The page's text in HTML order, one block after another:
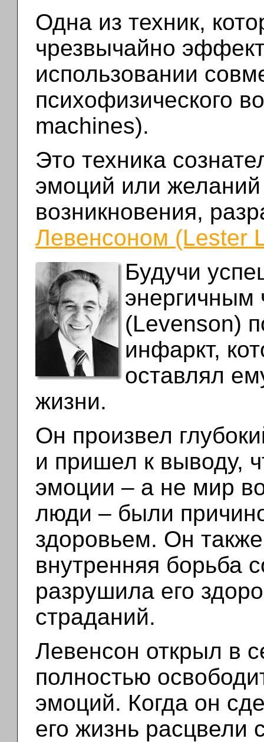
Одна из техник,
чрезвычайно
использовании
психофизического
machines).
Это техника
эмоций или
возникновения,
Левенсоном (Lester
Будучи
энергичным
(Levenson)
инфаркт,
оставлял
жизни.
Он произвел
и пришел к выводу,
эмоции – а не мир
люди – были
здоровьем. Он
внутренняя борьба
разрушила его
страданий.
Левенсон открыл в
полностью
эмоций. Когда он
его жизнь расцвели